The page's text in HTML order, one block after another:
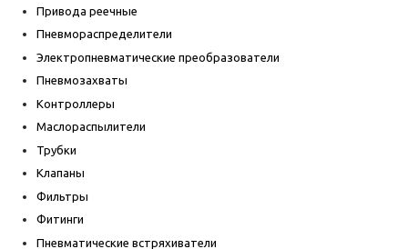
Привода реечные
Пневмораспределители
Электропневматические преобразователи
Пневмозахваты
Контроллеры
Маслораспылители
Трубки
Клапаны
Фильтры
Фитинги
Пневматические встряхиватели